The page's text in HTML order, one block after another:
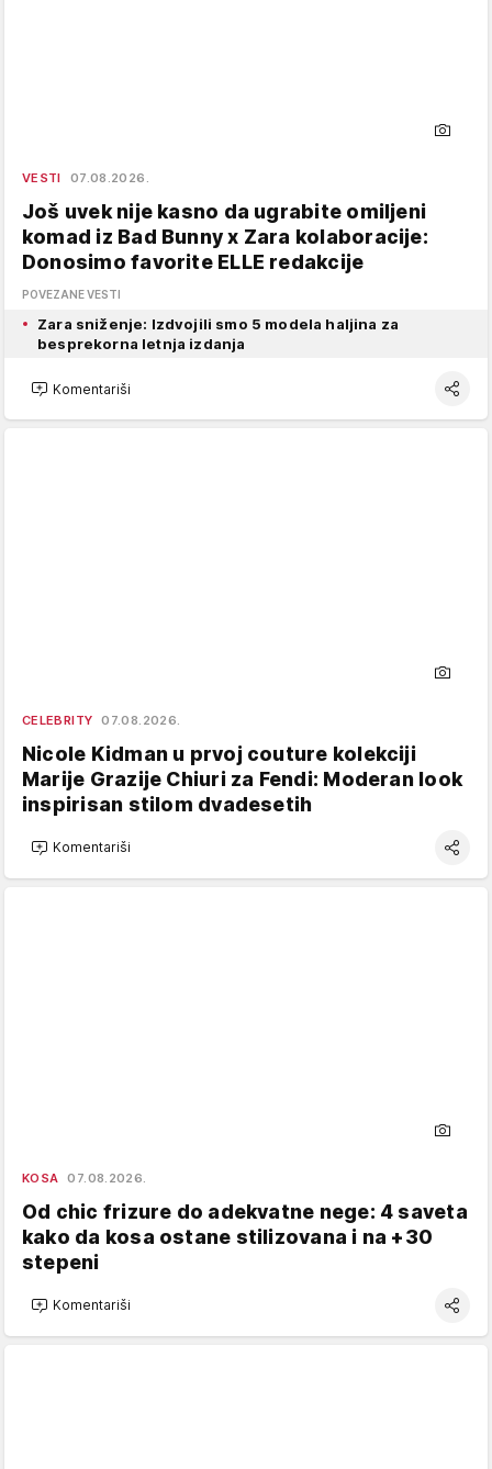
VESTI 07.08.2026.
Još uvek nije kasno da ugrabite omiljeni
komad iz Bad Bunny x Zara kolaboracije:
Donosimo favorite ELLE redakcije
POVEZANE VESTI
Zara sniženje: Izdvojili smo 5 modela haljina za
besprekorna letnja izdanja
Komentariši
CELEBRITY 07.08.2026.
Nicole Kidman u prvoj couture kolekciji
Marije Grazije Chiuri za Fendi: Moderan look
inspirisan stilom dvadesetih
Komentariši
KOSA 07.08.2026.
Od chic frizure do adekvatne nege: 4 saveta
kako da kosa ostane stilizovana i na +30
stepeni
Komentariši